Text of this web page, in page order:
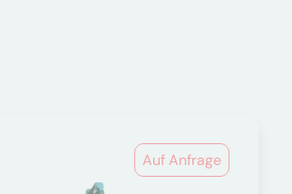
Auf Anfrage